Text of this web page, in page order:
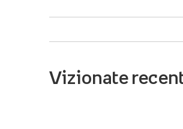
Vizionate